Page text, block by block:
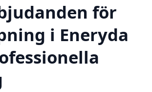
för
i Eneryda